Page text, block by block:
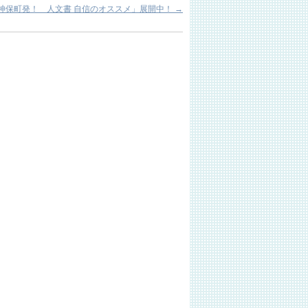
保町発！ 人文書 自信のオススメ」展開中！
→